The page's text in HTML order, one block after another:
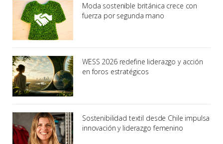
Moda sostenible británica crece con
fuerza por segunda mano
WESS 2026 redefine liderazgo y acción
en foros estratégicos
Sostenibilidad textil desde Chile impulsa
innovación y liderazgo femenino